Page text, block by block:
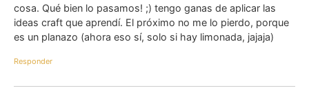
cosa. Qué bien lo pasamos! ;) tengo ganas de aplicar las
ideas craft que aprendí. El próximo no me lo pierdo, porque
es un planazo (ahora eso sí, solo si hay limonada, jajaja)
Responder